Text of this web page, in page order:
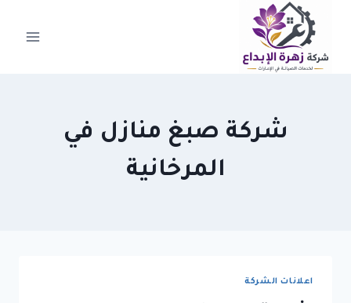
التجاوز
المحتوى
شركة صبغ منازل في
المرخانية
اعلانات الشركة